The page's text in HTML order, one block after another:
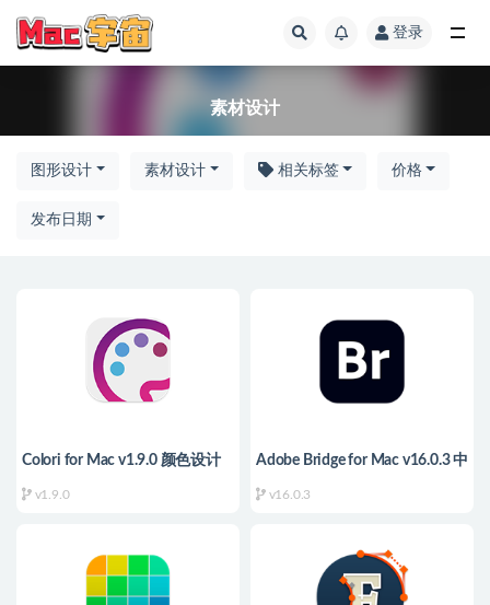
登录
素材设计
图形设计 素材设计 相关标签 价格
发布日期
Colori for Mac v1.9.0 颜色设计
v1.9.0
Adobe Bridge for Mac v16.0.3 中
v16.0.3